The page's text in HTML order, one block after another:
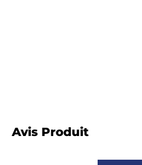
Avis Produit